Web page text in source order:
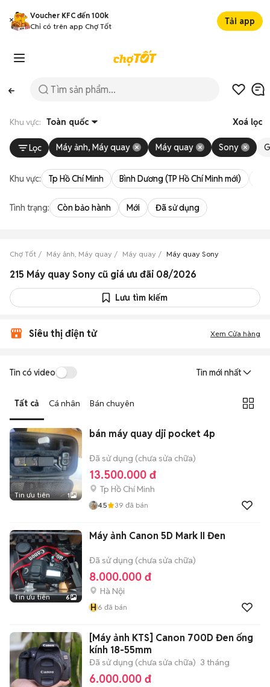
Voucher KFC đến 100k
Chỉ có trên app Chợ Tốt
Tải app
Khu vực: Toàn quốc Xoá lọc
Lọc Máy ảnh, Máy quay Máy quay Sony
Khu vực: Tp Hồ Chí Minh Bình Dương (TP Hồ Chí Minh mới)
Tình trạng: Còn bảo hành Mới Đã sử dụng
Chợ Tốt Máy ảnh, Máy quay Máy quay Máy quay Sony
215 Máy quay Sony cũ giá ưu đãi 08/2026
Lưu tìm kiếm
Siêu thị điện tử Xem Cửa hàng
Tin có video Tin mới nhất
Tất cả Cá nhân Bán chuyên
Tin ưu tiên 1
bán máy quay dji pocket 4p
Đã sử dụng (chưa sửa chữa)
13.500.000 đ
Tp Hồ Chí Minh
4.5 39 đã bán
Tin ưu tiên 6
Máy ảnh Canon 5D Mark II Đen
Đã sử dụng (chưa sửa chữa)
8.000.000 đ
Hà Nội
H6 đã bán
[Máy ảnh KTS] Canon 700D Đen ống
kính 18-55mm
Đã sử dụng (chưa sửa chữa) 3 tháng
6.000.000 đ